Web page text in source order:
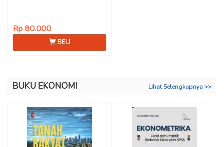
Rp 80.000
BELI
BUKU EKONOMI Lihat Selengkapnya >>